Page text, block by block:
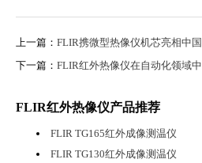
上一篇： FLIR携微型热像仪机芯亮相中
下一篇： FLIR红外热像仪在自动化领域
FLIR红外热像仪产品推荐
FLIR TG165红外成像测温仪
FLIR TG130红外成像测温仪